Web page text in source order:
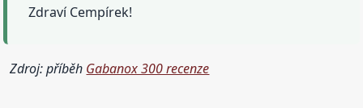
Zdraví Cempírek!
Zdroj: příběh Gabanox 300 recenze